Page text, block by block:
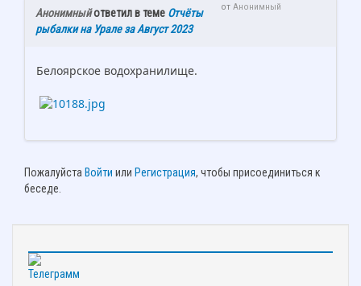
от Анонимный
Анонимныйответил в теме Отчёты
рыбалки на Урале за Август 2023
Белоярское водохранилище.
Пожалуйста Войти или Регистрация, чтобы присоединиться к
беседе.